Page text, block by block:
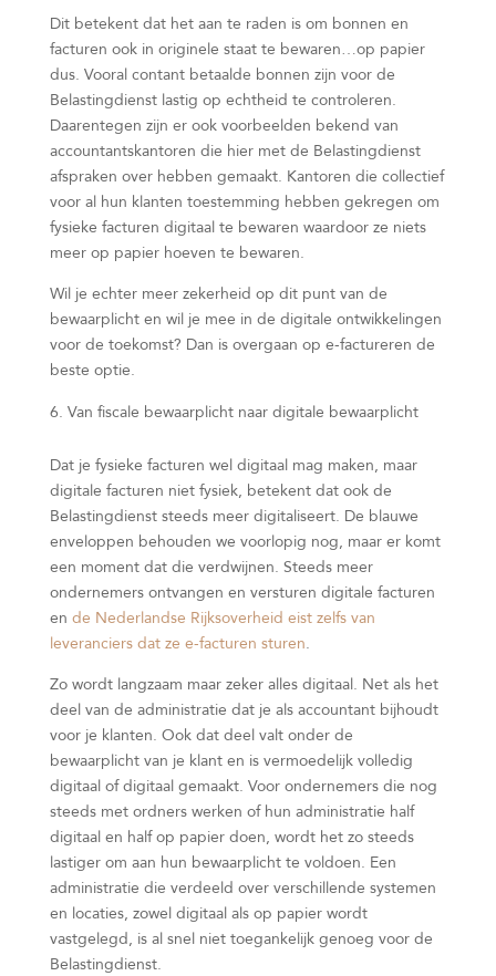
Dit betekent dat het aan te raden is om bonnen en
facturen ook in originele staat te bewaren…op papier
dus. Vooral contant betaalde bonnen zijn voor de
Belastingdienst lastig op echtheid te controleren.
Daarentegen zijn er ook voorbeelden bekend van
accountantskantoren die hier met de Belastingdienst
afspraken over hebben gemaakt. Kantoren die collectief
voor al hun klanten toestemming hebben gekregen om
fysieke facturen digitaal te bewaren waardoor ze niets
meer op papier hoeven te bewaren.
Wil je echter meer zekerheid op dit punt van de
bewaarplicht en wil je mee in de digitale ontwikkelingen
voor de toekomst? Dan is overgaan op e-factureren de
beste optie.
Van fiscale bewaarplicht naar digitale bewaarplicht
Dat je fysieke facturen wel digitaal mag maken, maar
digitale facturen niet fysiek, betekent dat ook de
Belastingdienst steeds meer digitaliseert. De blauwe
enveloppen behouden we voorlopig nog, maar er komt
een moment dat die verdwijnen. Steeds meer
ondernemers ontvangen en versturen digitale facturen
en de Nederlandse Rijksoverheid eist zelfs van
leveranciers dat ze e-facturen sturen.
Zo wordt langzaam maar zeker alles digitaal. Net als het
deel van de administratie dat je als accountant bijhoudt
voor je klanten. Ook dat deel valt onder de
bewaarplicht van je klant en is vermoedelijk volledig
digitaal of digitaal gemaakt. Voor ondernemers die nog
steeds met ordners werken of hun administratie half
digitaal en half op papier doen, wordt het zo steeds
lastiger om aan hun bewaarplicht te voldoen. Een
administratie die verdeeld over verschillende systemen
en locaties, zowel digitaal als op papier wordt
vastgelegd, is al snel niet toegankelijk genoeg voor de
Belastingdienst.